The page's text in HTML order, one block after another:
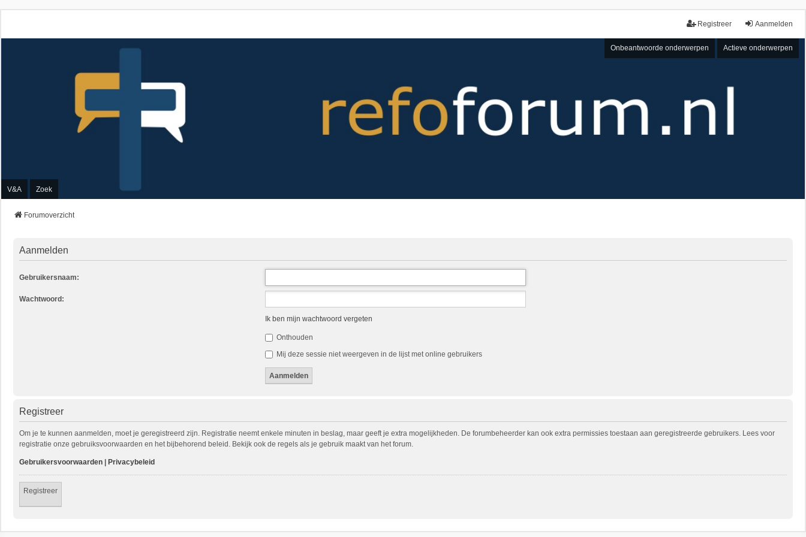
Aanmelden
Registreer
Onbeantwoorde onderwerpen Actieve onderwerpen
V&A Zoek
Forumoverzicht
Aanmelden
Gebruikersnaam:
Wachtwoord:
Ik ben mijn wachtwoord vergeten
Onthouden
Mij deze sessie niet weergeven in de lijst met online gebruikers
Registreer
Om je te kunnen aanmelden, moet je geregistreerd zijn. Registratie neemt enkele minuten in beslag, maar geeft je extra mogelijkheden. De forumbeheerder kan ook extra permissies toestaan aan geregistreerde gebruikers. Lees voor
registratie onze gebruiksvoorwaarden en het bijbehorend beleid. Bekijk ook de regels als je gebruik maakt van het forum.
Gebruikersvoorwaarden Privacybeleid
Registreer